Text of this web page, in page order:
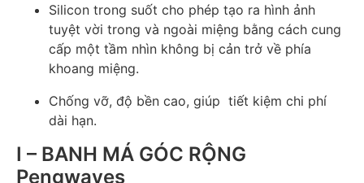
Silicon trong suốt cho phép tạo ra hình ảnh
tuyệt vời trong và ngoài miệng bằng cách cung
cấp một tầm nhìn không bị cản trở về phía
khoang miệng.
Chống vỡ, độ bền cao, giúp tiết kiệm chi phí
dài hạn.
I – BANH MÁ GÓC RỘNG
Pengwaves